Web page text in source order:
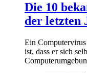
Die 10
der letzten
Ein
ist, dass er sich